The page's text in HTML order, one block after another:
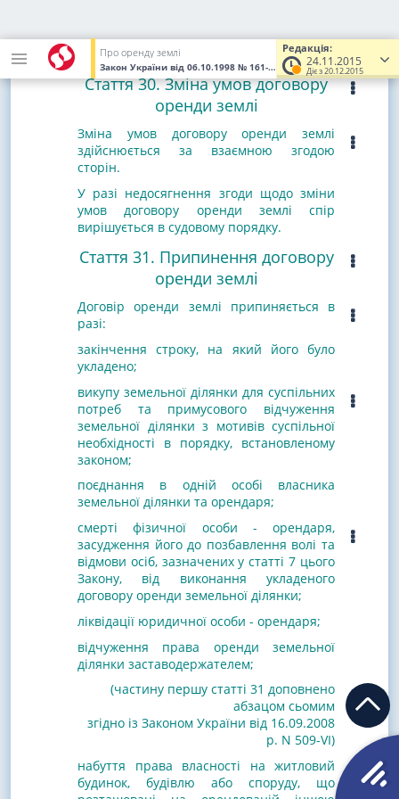
Редакція:
24.11.2015
Діє з 20.12.2015
Про оренду землі
Закон України від 06.10.1998 № 161-XIV (Увага! Попередня
ПОНОВЛЕННЯ ДОГОВОРУ
ОРЕНДИ ЗЕМЛІ
Стаття 30. Зміна умов договору
оренди землі
Зміна умов договору оренди землі
здійснюється за взаємною згодою
сторін.
У разі недосягнення згоди щодо зміни
умов договору оренди землі спір
вирішується в судовому порядку.
Стаття 31. Припинення договору
оренди землі
Договір оренди землі припиняється в
разі:
закінчення строку, на який його було
укладено;
викупу земельної ділянки для суспільних
потреб та примусового відчуження
земельної ділянки з мотивів суспільної
необхідності в порядку, встановленому
законом;
поєднання в одній особі власника
земельної ділянки та орендаря;
смерті фізичної особи - орендаря,
засудження його до позбавлення волі та
відмови осіб, зазначених у статті 7 цього
Закону, від виконання укладеного
договору оренди земельної ділянки;
ліквідації юридичної особи - орендаря;
відчуження права оренди земельної
ділянки заставодержателем;
(частину першу статті 31 доповнено
абзацом сьомим
згідно із Законом України від 16.09.2008
р. N 509-VI)
набуття права власності на житловий
будинок, будівлю або споруду, що